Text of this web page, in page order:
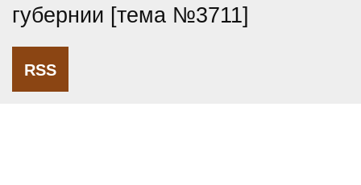
губернии [тема №3711]
RSS